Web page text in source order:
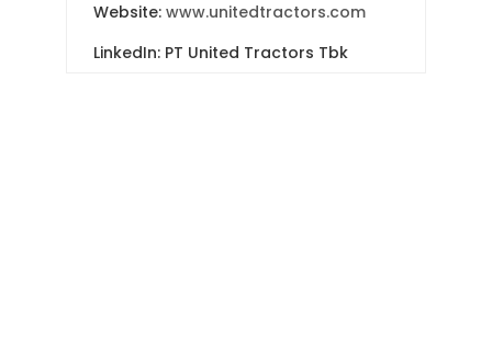
Website: www.unitedtractors.com
LinkedIn: PT United Tractors Tbk